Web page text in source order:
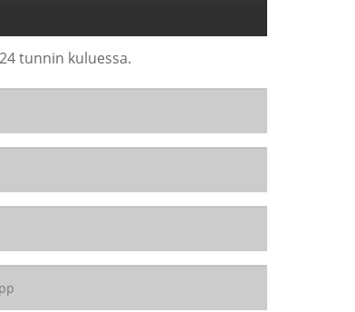
tunnin kuluessa.